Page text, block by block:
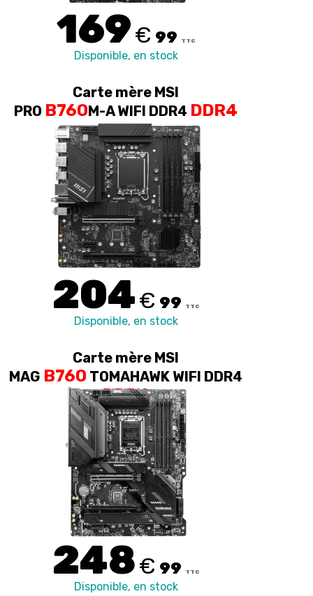
169€ 99 TTC
Disponible, en stock
Carte mère MSI
PRO B760M-A WIFI DDR4 DDR4
204€ 99 TTC
Disponible, en stock
Carte mère MSI
MAG B760 TOMAHAWK WIFI DDR4
DDR4
248€ 99 TTC
Disponible, en stock